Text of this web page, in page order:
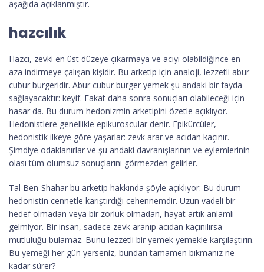
aşağıda açıklanmıştır.
hazcılık
Hazcı, zevki en üst düzeye çıkarmaya ve acıyı olabildiğince en
aza indirmeye çalışan kişidir. Bu arketip için analoji, lezzetli abur
cubur burgeridir. Abur cubur burger yemek şu andaki bir fayda
sağlayacaktır: keyif. Fakat daha sonra sonuçları olabileceği için
hasar da. Bu durum hedonizmin arketipini özetle açıklıyor.
Hedonistlere genellikle epikuroscular denir. Epikürcüler,
hedonistik ilkeye göre yaşarlar: zevk arar ve acıdan kaçınır.
Şimdiye odaklanırlar ve şu andaki davranışlarının ve eylemlerinin
olası tüm olumsuz sonuçlarını görmezden gelirler.
Tal Ben-Shahar bu arketip hakkında şöyle açıklıyor: Bu durum
hedonistin cennetle karıştırdığı cehennemdir. Uzun vadeli bir
hedef olmadan veya bir zorluk olmadan, hayat artık anlamlı
gelmiyor. Bir insan, sadece zevk aranıp acıdan kaçınılırsa
mutluluğu bulamaz. Bunu lezzetli bir yemek yemekle karşılaştırın.
Bu yemeği her gün yerseniz, bundan tamamen bıkmanız ne
kadar sürer?